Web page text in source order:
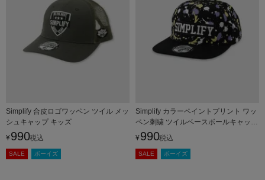
Simplify 合皮ロゴワッペン ツイル メッ
シュキャップ キッズ
¥ 990税込
SALE ボーイズ
Simplify カラーペイントプリント ワッ
ペン刺繍 ツイルベースボールキャップ
キッズ
¥ 990税込
SALE ボーイズ